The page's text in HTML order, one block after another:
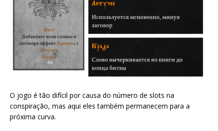
O jogo é tão difícil por causa do número de slots na
conspiração, mas aqui eles também permanecem para a
próxima curva.